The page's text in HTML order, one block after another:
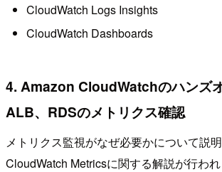
CloudWatch Logs Insights
CloudWatch Dashboards
4. Amazon CloudWatchのハンズ
ALB、RDSのメトリクス確認
メトリクス監視がなぜ必要かについて説明
CloudWatch Metricsに関する解説が行わ